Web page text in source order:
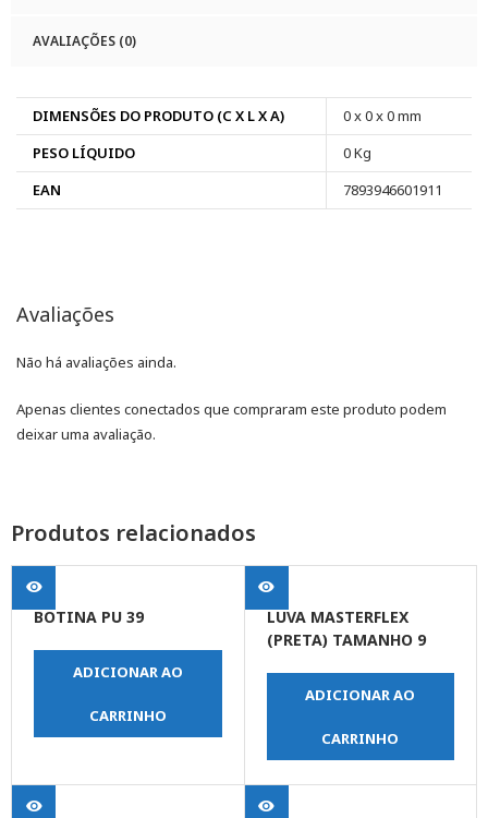
AVALIAÇÕES (0)
DIMENSÕES DO PRODUTO (C X L X A)
0 x 0 x 0 mm
PESO LÍQUIDO
0 Kg
EAN
7893946601911
Avaliações
Não há avaliações ainda.
Apenas clientes conectados que compraram este produto podem
deixar uma avaliação.
Produtos relacionados
BOTINA PU 39
ADICIONAR AO
CARRINHO
LUVA MASTERFLEX
(PRETA) TAMANHO 9
ADICIONAR AO
CARRINHO